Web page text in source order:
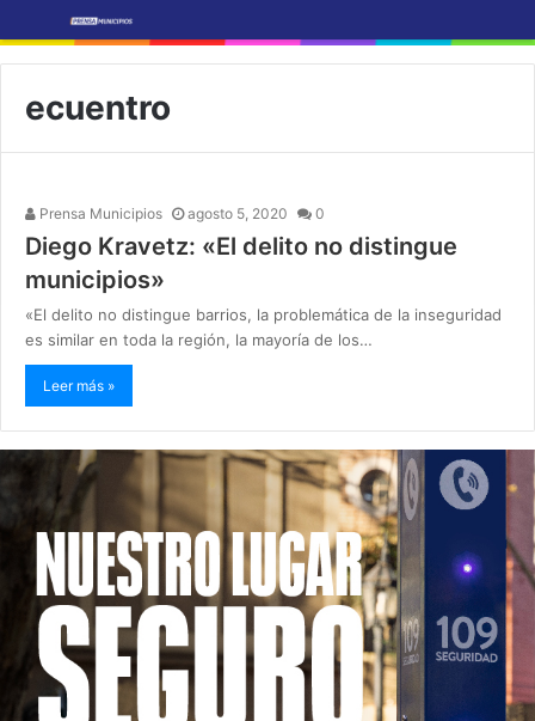
ecuentro
Prensa Municipios agosto 5, 2020 0
Diego Kravetz: «El delito no distingue
municipios»
«El delito no distingue barrios, la problemática de la inseguridad
es similar en toda la región, la mayoría de los…
Leer más »